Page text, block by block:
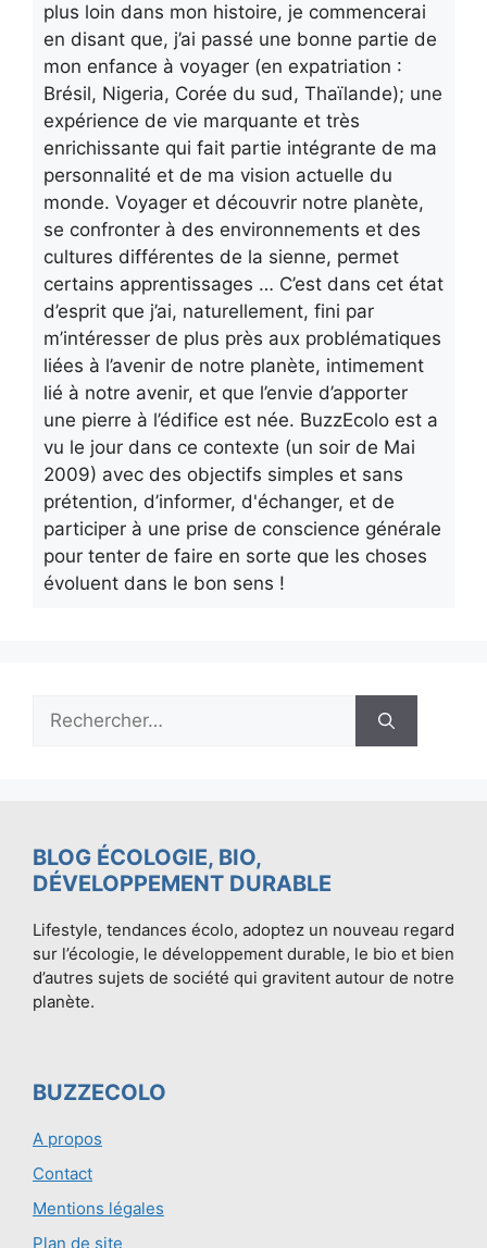
plus loin dans mon histoire, je commencerai
en disant que, j’ai passé une bonne partie de
mon enfance à voyager (en expatriation :
Brésil, Nigeria, Corée du sud, Thaïlande); une
expérience de vie marquante et très
enrichissante qui fait partie intégrante de ma
personnalité et de ma vision actuelle du
monde. Voyager et découvrir notre planète,
se confronter à des environnements et des
cultures différentes de la sienne, permet
certains apprentissages … C’est dans cet état
d’esprit que j’ai, naturellement, fini par
m’intéresser de plus près aux problématiques
liées à l’avenir de notre planète, intimement
lié à notre avenir, et que l’envie d’apporter
une pierre à l’édifice est née. BuzzEcolo est a
vu le jour dans ce contexte (un soir de Mai
2009) avec des objectifs simples et sans
prétention, d’informer, d'échanger, et de
participer à une prise de conscience générale
pour tenter de faire en sorte que les choses
évoluent dans le bon sens !
Rechercher :
BLOG ÉCOLOGIE, BIO,
DÉVELOPPEMENT DURABLE
Lifestyle, tendances écolo, adoptez un nouveau regard
sur l’écologie, le développement durable, le bio et bien
d’autres sujets de société qui gravitent autour de notre
planète.
BUZZECOLO
A propos
Contact
Mentions légales
Plan de site